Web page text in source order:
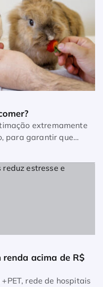
extremamente
para garantir que
saudável e feliz, é
alimentares
acima de R$
rede de hospitais